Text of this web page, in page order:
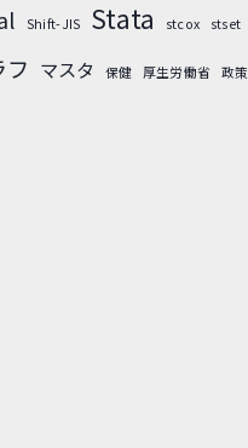
Shift-JIS Stata stcox stset
フ マスタ 保健 厚生労働省 政策